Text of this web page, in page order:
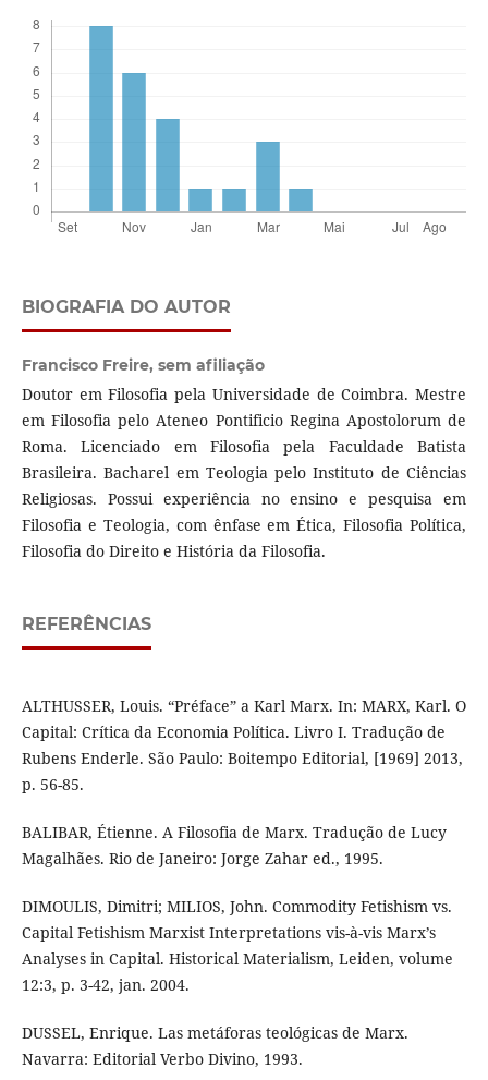
BIOGRAFIA DO AUTOR
Francisco Freire, sem afiliação
Doutor em Filosofia pela Universidade de Coimbra. Mestre
em Filosofia pelo Ateneo Pontificio Regina Apostolorum de
Roma. Licenciado em Filosofia pela Faculdade Batista
Brasileira. Bacharel em Teologia pelo Instituto de Ciências
Religiosas. Possui experiência no ensino e pesquisa em
Filosofia e Teologia, com ênfase em Ética, Filosofia Política,
Filosofia do Direito e História da Filosofia.
REFERÊNCIAS
ALTHUSSER, Louis. “Préface” a Karl Marx. In: MARX, Karl. O
Capital: Crítica da Economia Política. Livro I. Tradução de
Rubens Enderle. São Paulo: Boitempo Editorial, [1969] 2013,
p. 56-85.
BALIBAR, Étienne. A Filosofia de Marx. Tradução de Lucy
Magalhães. Rio de Janeiro: Jorge Zahar ed., 1995.
DIMOULIS, Dimitri; MILIOS, John. Commodity Fetishism vs.
Capital Fetishism Marxist Interpretations vis-à-vis Marx’s
Analyses in Capital. Historical Materialism, Leiden, volume
12:3, p. 3-42, jan. 2004.
DUSSEL, Enrique. Las metáforas teológicas de Marx.
Navarra: Editorial Verbo Divino, 1993.